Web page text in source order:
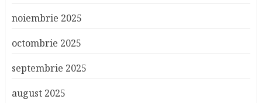
noiembrie 2025
octombrie 2025
septembrie 2025
august 2025